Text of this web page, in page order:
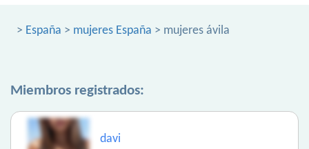
> España > mujeres España > mujeres ávila
Miembros registrados:
davi